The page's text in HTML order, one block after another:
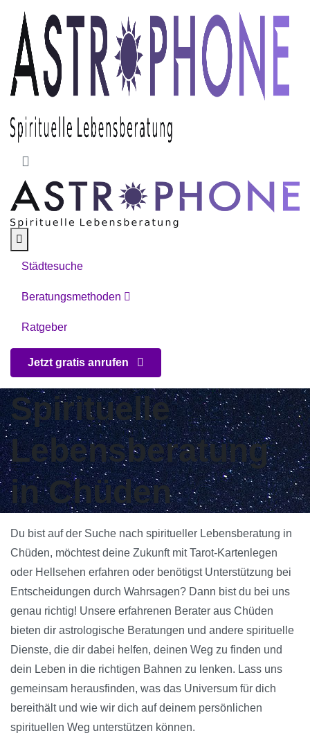
Skip to main content
Städtesuche
Beratungsmethoden
Ratgeber
Jetzt gratis anrufen
Spirituelle
Lebensberatung
in Chüden
Du bist auf der Suche nach spiritueller Lebensberatung in
Chüden, möchtest deine Zukunft mit Tarot-Kartenlegen
oder Hellsehen erfahren oder benötigst Unterstützung bei
Entscheidungen durch Wahrsagen? Dann bist du bei uns
genau richtig! Unsere erfahrenen Berater aus Chüden
bieten dir astrologische Beratungen und andere spirituelle
Dienste, die dir dabei helfen, deinen Weg zu finden und
dein Leben in die richtigen Bahnen zu lenken. Lass uns
gemeinsam herausfinden, was das Universum für dich
bereithält und wie wir dich auf deinem persönlichen
spirituellen Weg unterstützen können.